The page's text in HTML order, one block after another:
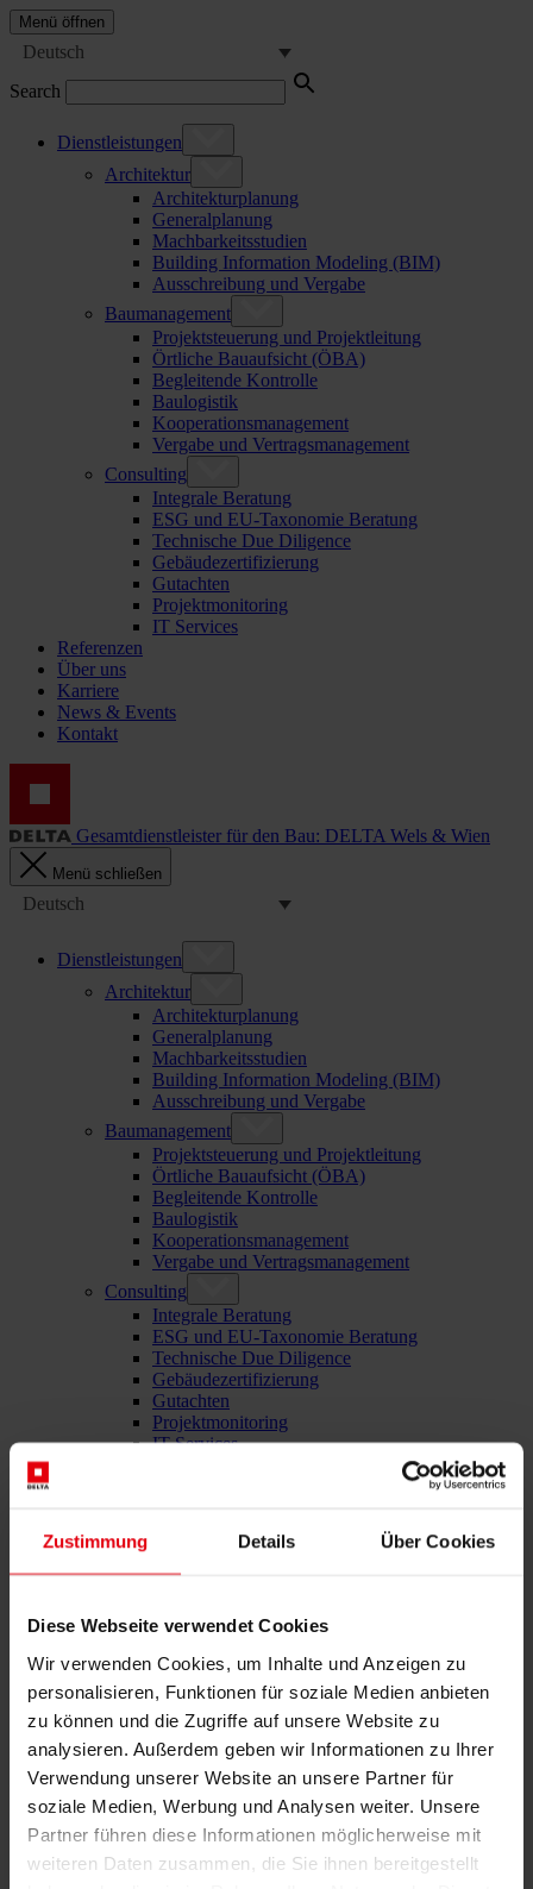
Zustimmung Details Über Cookies
Diese Webseite verwendet Cookies
Wir verwenden Cookies, um Inhalte und Anzeigen zu
personalisieren, Funktionen für soziale Medien anbieten
zu können und die Zugriffe auf unsere Website zu
analysieren. Außerdem geben wir Informationen zu Ihrer
Verwendung unserer Website an unsere Partner für
soziale Medien, Werbung und Analysen weiter. Unsere
Partner führen diese Informationen möglicherweise mit
weiteren Daten zusammen, die Sie ihnen bereitgestellt
Menü öffnen
Deutsch
Search
Dienstleistungen
Architektur
Architekturplanung
Generalplanung
Machbarkeitsstudien
Building Information Modeling (BIM)
Ausschreibung und Vergabe
Baumanagement
Projektsteuerung und Projektleitung
Örtliche Bauaufsicht (ÖBA)
Begleitende Kontrolle
Baulogistik
Kooperationsmanagement
Vergabe und Vertragsmanagement
Consulting
Integrale Beratung
ESG und EU-Taxonomie Beratung
Technische Due Diligence
Gebäudezertifizierung
Gutachten
Projektmonitoring
IT Services
Referenzen
Über uns
Karriere
News & Events
Kontakt
Gesamtdienstleister für den Bau: DELTA Wels & Wien
Menü schließen
Deutsch
Dienstleistungen
Architektur
Architekturplanung
Generalplanung
Machbarkeitsstudien
Building Information Modeling (BIM)
Ausschreibung und Vergabe
Baumanagement
Projektsteuerung und Projektleitung
Örtliche Bauaufsicht (ÖBA)
Begleitende Kontrolle
Baulogistik
Kooperationsmanagement
Vergabe und Vertragsmanagement
Consulting
Integrale Beratung
ESG und EU-Taxonomie Beratung
Technische Due Diligence
Gebäudezertifizierung
Gutachten
Projektmonitoring
IT Services
Kontakt
Hochleistungsbaustelle mitten
in Salzburg
29. September 2025
Das neue Landesdienstleistungszentrum (LDZ) Salzburg wächst
rasant in die Höhe – mit bis zu 500 Handwerker:innen gleichzeitig
auf der Baustelle, Hybridbauweise aus Holz und Beton,
Photovoltaik-Fassade und einer Nettonutzfläche von rund 50.000
m². Damit entsteht das modernste Verwaltungsgebäude Österreichs.